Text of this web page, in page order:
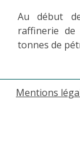
Au début
raffinerie de
tonnes de
Mentions